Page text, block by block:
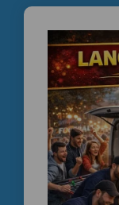
Bu işletmelerde
Kafe veya
fiyatları